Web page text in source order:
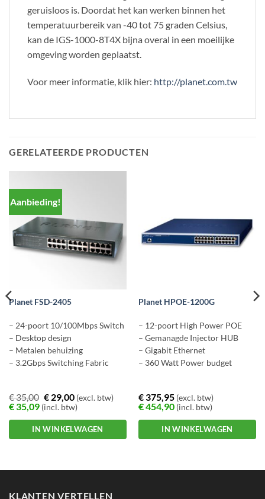
geruisloos is. Doordat het kan werken binnen het
temperatuurbereik van -40 tot 75 graden Celsius,
kan de IGS-1000-8T4X bijna overal in een moeilijke
omgeving worden geplaatst.
Voor meer informatie, klik hier: http://planet.com.tw
GERELATEERDE PRODUCTEN
Aanbieding!
Planet FSD-2405
– 24-poort 10/100Mbps Switch
– Desktop design
– Metalen behuizing
– 3.2Gbps Switching Fabric
€35,00 €29,00(excl. btw)
€35,09(incl. btw)
IN WINKELWAGEN
Planet HPOE-1200G
– 12-poort High Power POE
– Gemanagde Injector HUB
– Gigabit Ethernet
– 360 Watt Power budget
€375,95(excl. btw)
€454,90(incl. btw)
IN WINKELWAGEN
KLANTEN VERTELLEN